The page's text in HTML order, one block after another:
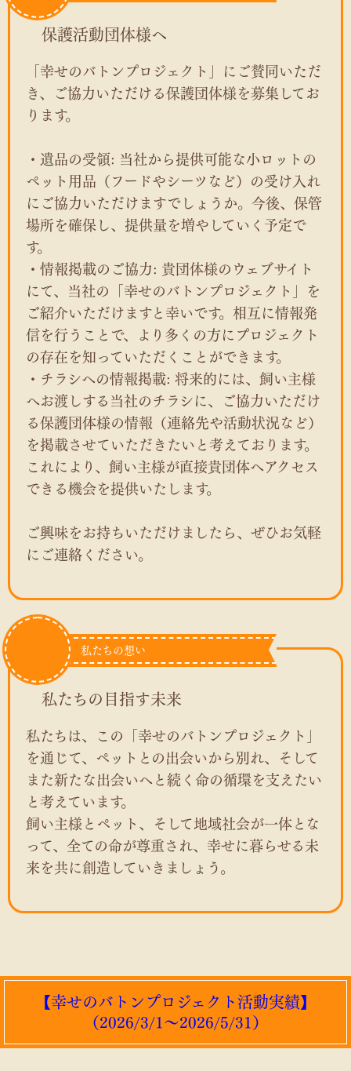
保護活動団体様へ
「幸せのバトンプロジェクト」にご賛同いただ
き、ご協力いただける保護団体様を募集してお
ります。
・遺品の受領: 当社から提供可能な小ロットの
ペット用品（フードやシーツなど）の受け入れ
にご協力いただけますでしょうか。今後、保管
場所を確保し、提供量を増やしていく予定で
す。
・情報掲載のご協力: 貴団体様のウェブサイト
にて、当社の「幸せのバトンプロジェクト」を
ご紹介いただけますと幸いです。相互に情報発
信を行うことで、より多くの方にプロジェクト
の存在を知っていただくことができます。
・チラシへの情報掲載: 将来的には、飼い主様
へお渡しする当社のチラシに、ご協力いただけ
る保護団体様の情報（連絡先や活動状況など）
を掲載させていただきたいと考えております。
これにより、飼い主様が直接貴団体へアクセス
できる機会を提供いたします。
ご興味をお持ちいただけましたら、ぜひお気軽
にご連絡ください。
私たちの想い
私たちの目指す未来
私たちは、この「幸せのバトンプロジェクト」
を通じて、ペットとの出会いから別れ、そして
また新たな出会いへと続く命の循環を支えたい
と考えています。
飼い主様とペット、そして地域社会が一体とな
って、全ての命が尊重され、幸せに暮らせる未
来を共に創造していきましょう。
【幸せのバトンプロジェクト活動実績】
（2026/3/1～2026/5/31）